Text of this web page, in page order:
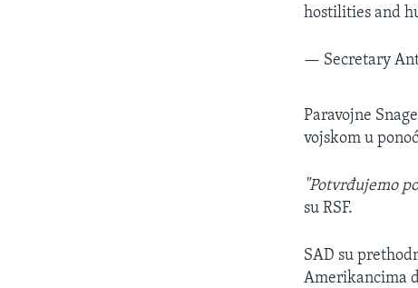
hostilities and
— Secretary
Paravojne
vojskom u
"Potvrđujemo
su RSF.
SAD su
Amerikancima